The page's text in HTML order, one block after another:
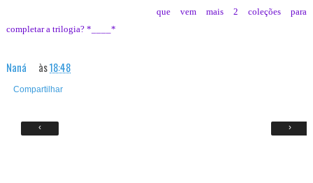
que vem mais 2 coleções para
completar a trilogia? *____*
Naná às18:48
Compartilhar
‹ ›